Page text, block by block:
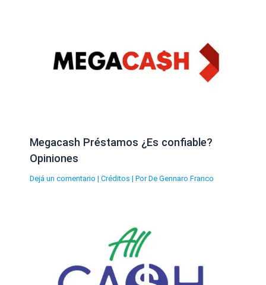
Megacash Préstamos ¿Es confiable?
Opiniones
Dejá un comentario | Créditos | Por De Gennaro Franco